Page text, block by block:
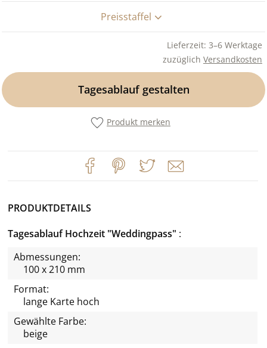
Preisstaffel
Lieferzeit: 3–6 Werktage
zuzüglich Versandkosten
Tagesablauf gestalten
Produkt merken
PRODUKTDETAILS
Tagesablauf Hochzeit "Weddingpass"
Abmessungen:
100 x 210 mm
Format:
lange Karte hoch
Gewählte Farbe:
beige